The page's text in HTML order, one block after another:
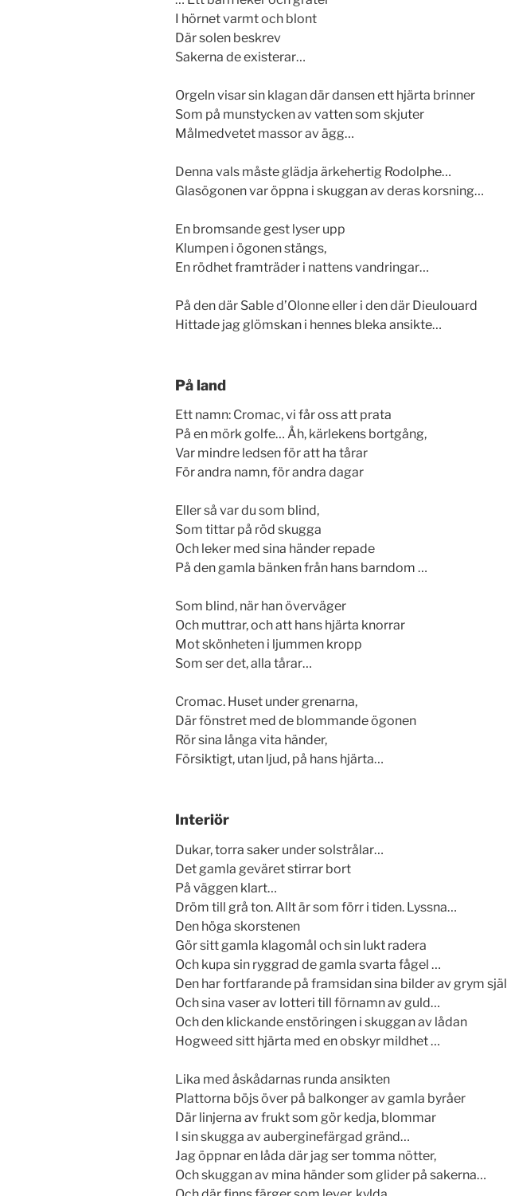
I hörnet varmt och blont
Där solen beskrev
Sakerna de existerar…
Orgeln visar sin klagan där dansen ett hjärta brinner
Som på munstycken av vatten som skjuter
Målmedvetet massor av ägg…
Denna vals måste glädja ärkehertig Rodolphe…
Glasögonen var öppna i skuggan av deras korsning…
En bromsande gest lyser upp
Klumpen i ögonen stängs,
En rödhet framträder i nattens vandringar…
På den där Sable d’Olonne eller i den där Dieulouard
Hittade jag glömskan i hennes bleka ansikte…
På land
Ett namn: Cromac, vi får oss att prata
På en mörk golfe… Åh, kärlekens bortgång,
Var mindre ledsen för att ha tårar
För andra namn, för andra dagar
Eller så var du som blind,
Som tittar på röd skugga
Och leker med sina händer repade
På den gamla bänken från hans barndom …
Som blind, när han överväger
Och muttrar, och att hans hjärta knorrar
Mot skönheten i ljummen kropp
Som ser det, alla tårar…
Cromac. Huset under grenarna,
Där fönstret med de blommande ögonen
Rör sina långa vita händer,
Försiktigt, utan ljud, på hans hjärta…
Interiör
Dukar, torra saker under solstrålar…
Det gamla geväret stirrar bort
På väggen klart…
Dröm till grå ton. Allt är som förr i tiden. Lyssna…
Den höga skorstenen
Gör sitt gamla klagomål och sin lukt radera
Och kupa sin ryggrad de gamla svarta fågel …
Den har fortfarande på framsidan sina bilder av grym själ
Och sina vaser av lotteri till förnamn av guld…
Och den klickande enstöringen i skuggan av lådan
Hogweed sitt hjärta med en obskyr mildhet …
Lika med åskådarnas runda ansikten
Plattorna böjs över på balkonger av gamla byråer
Där linjerna av frukt som gör kedja, blommar
I sin skugga av auberginefärgad gränd…
Jag öppnar en låda där jag ser tomma nötter,
Och skuggan av mina händer som glider på sakerna…